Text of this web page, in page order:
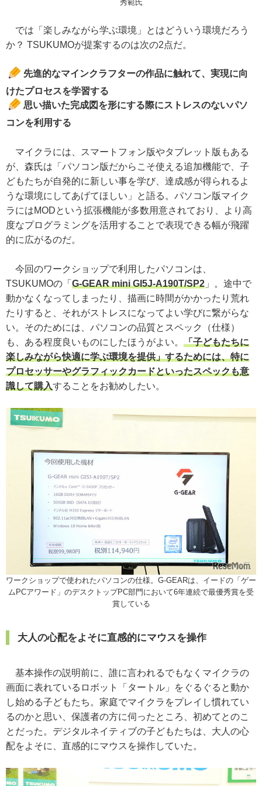
秀範氏
では「楽しみながら学ぶ環境」とはどういう環境だろう
か？ TSUKUMOが提案するのは次の2点だ。
先進的なマインクラフターの作品に触れて、実現に向
けたプロセスを学習する
思い描いた完成図を形にする際にストレスのないパソ
コンを利用する
マイクラには、スマートフォン版やタブレット版もある
が、森氏は「パソコン版だからこそ使える追加機能で、子
どもたちが自発的に新しい事を学び、達成感が得られるよ
うな環境にしてあげてほしい」と語る。パソコン版マイク
ラにはMODという拡張機能が多数用意されており、より高
度なプログラミングを活用することで表現できる幅が飛躍
的に広がるのだ。
今回のワークショップで利用したパソコンは、
TSUKUMOの「 G-GEAR mini GI5J-A190T/SP2 」。途中で
動かなくなってしまったり、描画に時間がかかったり荒れ
たりすると、それがストレスになってよい学びに繋がらな
い。そのためには、パソコンの品質とスペック（仕様）
も、ある程度良いものにしたほうがよい。 「子どもたちに
楽しみながら快適に学ぶ環境を提供」するためには、特に
プロセッサーやグラフィックカードといったスペックも意
識して購入することをお勧めしたい。
ワークショップで使われたパソコンの仕様。G-GEARは、イードの「ゲー
ムPCアワード」のデスクトップPC部門において6年連続で最優秀賞を受
賞している
大人の心配をよそに直感的にマウスを操作
基本操作の説明前に、誰に言われるでもなくマイクラの
画面に表れているロボット「タートル」をぐるぐると動か
し始める子どもたち。家庭でマイクラをプレイし慣れてい
るのかと思い、保護者の方に伺ったところ、初めてとのこ
とだった。デジタルネイティブの子どもたちは、大人の心
配をよそに、直感的にマウスを操作していた。